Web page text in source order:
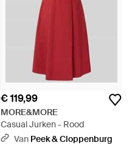
€ 119,99
MORE&MORE
Casual Jurken - Rood
Van Peek & Cloppenburg